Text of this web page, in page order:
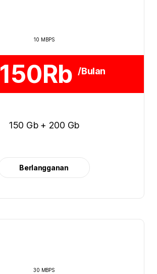
10 MBPS
150Rb /Bulan
150 Gb + 200 Gb
Berlangganan
30 MBPS